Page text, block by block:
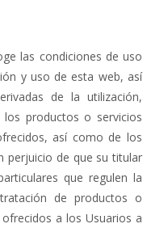
las condiciones de uso
y uso de esta web, así
de la utilización,
productos o servicios
así como de los
perjuicio de que su titular
que regulen la
de productos o
a los Usuarios a